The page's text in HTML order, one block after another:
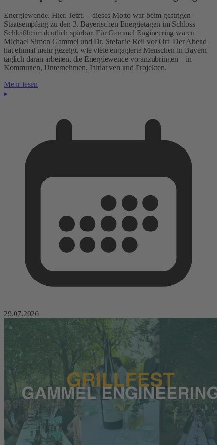
Energiewende. Hier. Jetzt. – dieses Motto war beim gestrigen
Staatsempfang zu den 3. Bayerischen Energietagen im Schloss
Schleißheim deutlich spürbar. Für Gammel Engineering waren
Michael Simon Gammel und Dr. Stefanie Reil vor Ort. Der Abend
hat einmal mehr gezeigt, wie viele engagierte Menschen in Bayern
täglich daran arbeiten, die Energiewende voranzubringen – in
Kommunen, Unternehmen, Initiativen und Projekten.
Mehr lesen
▸
29.07.2026